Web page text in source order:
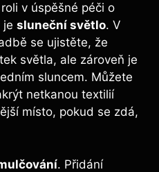
v úspěšné péči o
je sluneční světlo. V
se ujistěte, že
světla, ale zároveň je
sluncem. Můžete
netkanou textilií
místo, pokud se zdá,
. Přidání